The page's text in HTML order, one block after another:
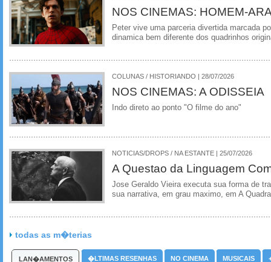
NOS CINEMAS: HOMEM-
Peter vive uma parceria divertida marcada
dinamica bem diferente dos quadrinhos
COLUNAS / HISTORIANDO | 28/07/2026
NOS CINEMAS: A ODISSEIA
Indo direto ao ponto "O filme do ano"
NOTICIAS/DROPS / NA ESTANTE | 25/07/2026
A Questao da Linguagem
Jose Geraldo Vieira executa sua forma de
sua narrativa, em grau maximo, em A
todas as m�terias
LAN�AMENTOS �LTIMAS RESENHAS NO CINEMA MUSICAIS